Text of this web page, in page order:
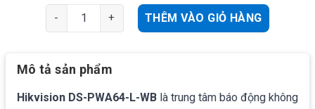
Hikvision DS-PWA64-L-WB | Trung tâm báo động
THÊM VÀO GIỎ HÀNG
Mô tả sản phẩm
Hikvision DS-PWA64-L-WB là trung tâm báo động không